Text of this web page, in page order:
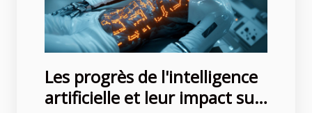
Les progrès de l'intelligence
artificielle et leur impact sur